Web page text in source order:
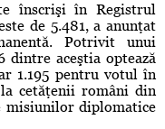
înscrişi în Registrul
de 5.481, a anunţat
Potrivit unui
dintre aceştia optează
1.195 pentru votul în
cetăţenii români din
misiunilor diplomatice